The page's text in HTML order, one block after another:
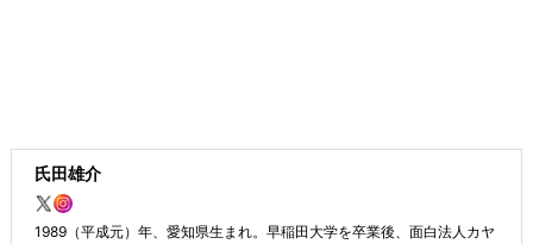
氏田雄介
1989（平成元）年、愛知県生まれ。早稲田大学を卒業後、面白法人カヤ